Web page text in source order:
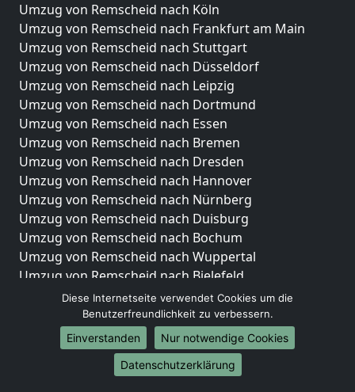
Umzug von Remscheid nach Köln
Umzug von Remscheid nach Frankfurt am Main
Umzug von Remscheid nach Stuttgart
Umzug von Remscheid nach Düsseldorf
Umzug von Remscheid nach Leipzig
Umzug von Remscheid nach Dortmund
Umzug von Remscheid nach Essen
Umzug von Remscheid nach Bremen
Umzug von Remscheid nach Dresden
Umzug von Remscheid nach Hannover
Umzug von Remscheid nach Nürnberg
Umzug von Remscheid nach Duisburg
Umzug von Remscheid nach Bochum
Umzug von Remscheid nach Wuppertal
Umzug von Remscheid nach Bielefeld
Umzug von Remscheid nach Bonn
Umzug von Remscheid nach Münster
Internationale-Umzüge
Umzug von Remscheid nach Brasilien
Diese Internetseite verwendet Cookies um die
Benutzerfreundlichkeit zu verbessern.
Einverstanden
Nur notwendige Cookies
Datenschutzerklärung